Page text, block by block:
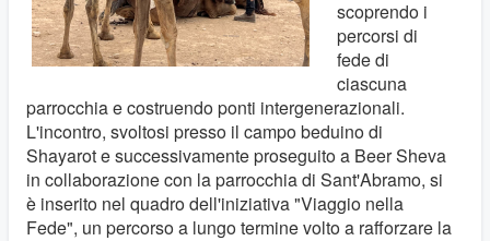
scoprendo i
percorsi di
fede di
ciascuna
parrocchia e costruendo ponti intergenerazionali.
L'incontro, svoltosi presso il campo beduino di
Shayarot e successivamente proseguito a Beer Sheva
in collaborazione con la parrocchia di Sant'Abramo, si
è inserito nel quadro dell'iniziativa "Viaggio nella
Fede", un percorso a lungo termine volto a rafforzare la